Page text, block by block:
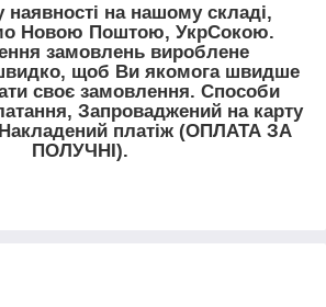
наявності на нашому складі,
Новою Поштою, УкрСокою.
замовлень вироблене
щоб Ви якомога швидше
своє замовлення. Способи
Запроваджений на карту
платіж (ОПЛАТА ЗА
ПОЛУЧНІ).